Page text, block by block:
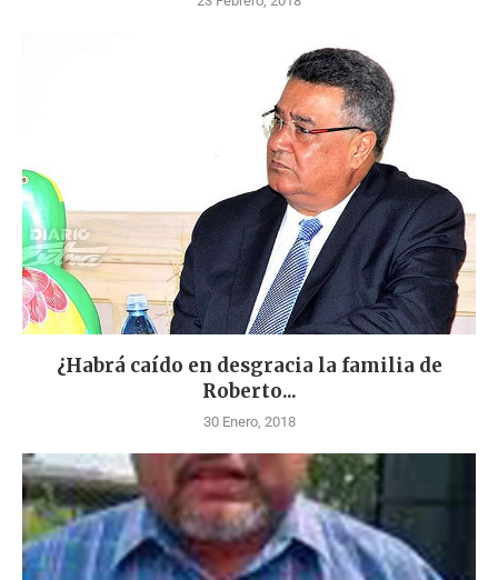
¿Habrá caído en desgracia la familia de
Roberto...
30 Enero, 2018